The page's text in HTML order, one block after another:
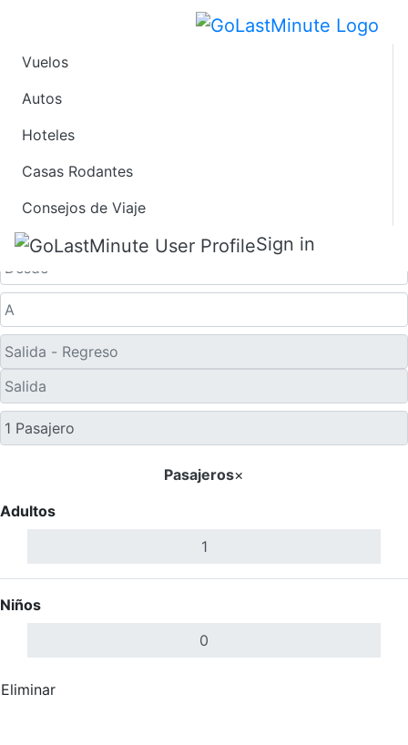
Vuelos
Autos
Hoteles
Casas Rodantes
Consejos de Viaje
Sign in
Ofertas de Viaje de
Último Minuto a
Solo ida
Pasajeros×
Adultos
Niños
Eliminar